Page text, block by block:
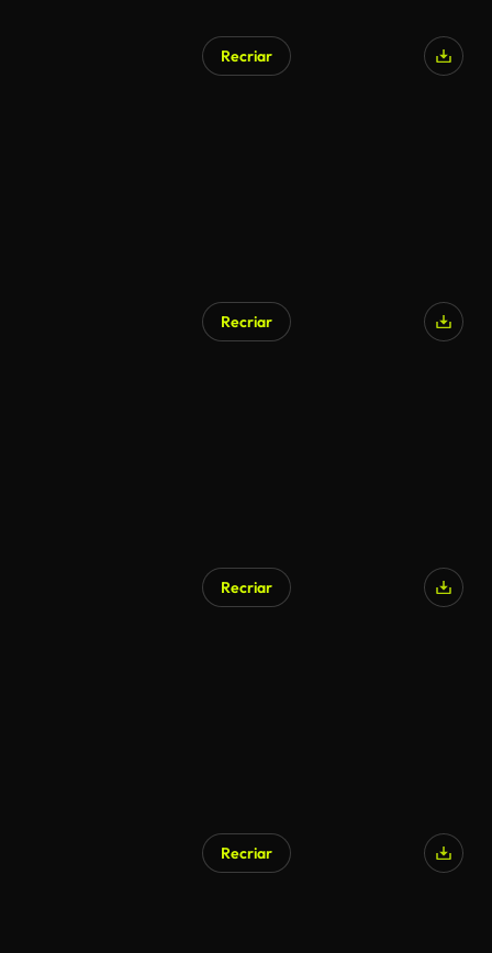
Recriar
Recriar
Recriar
Recriar